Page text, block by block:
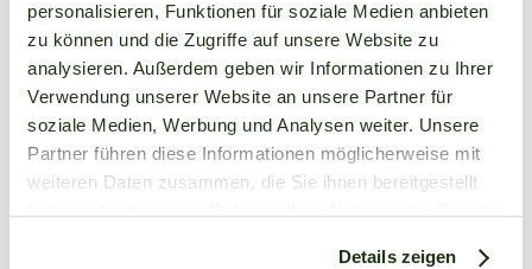
personalisieren, Funktionen für soziale Medien anbieten
zu können und die Zugriffe auf unsere Website zu
analysieren. Außerdem geben wir Informationen zu Ihrer
Verwendung unserer Website an unsere Partner für
soziale Medien, Werbung und Analysen weiter. Unsere
Partner führen diese Informationen möglicherweise mit
weiteren Daten zusammen, die Sie ihnen bereitgestellt
Details zeigen